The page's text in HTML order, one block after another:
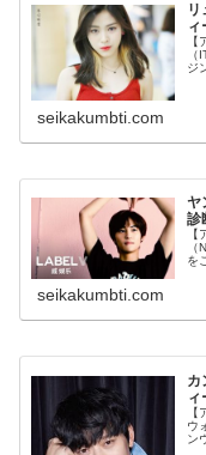
リ
ィ
ジ
seikakumbti.com
ヤ
診
を
seikakumbti.com
カ
ィ
ウ
ン